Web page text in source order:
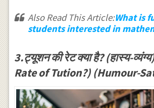
Also Read This Article:What is
students interested in
3.ट्यूशन की रेट क्या है? (हास्य-
Rate of Tution?) (Humour-